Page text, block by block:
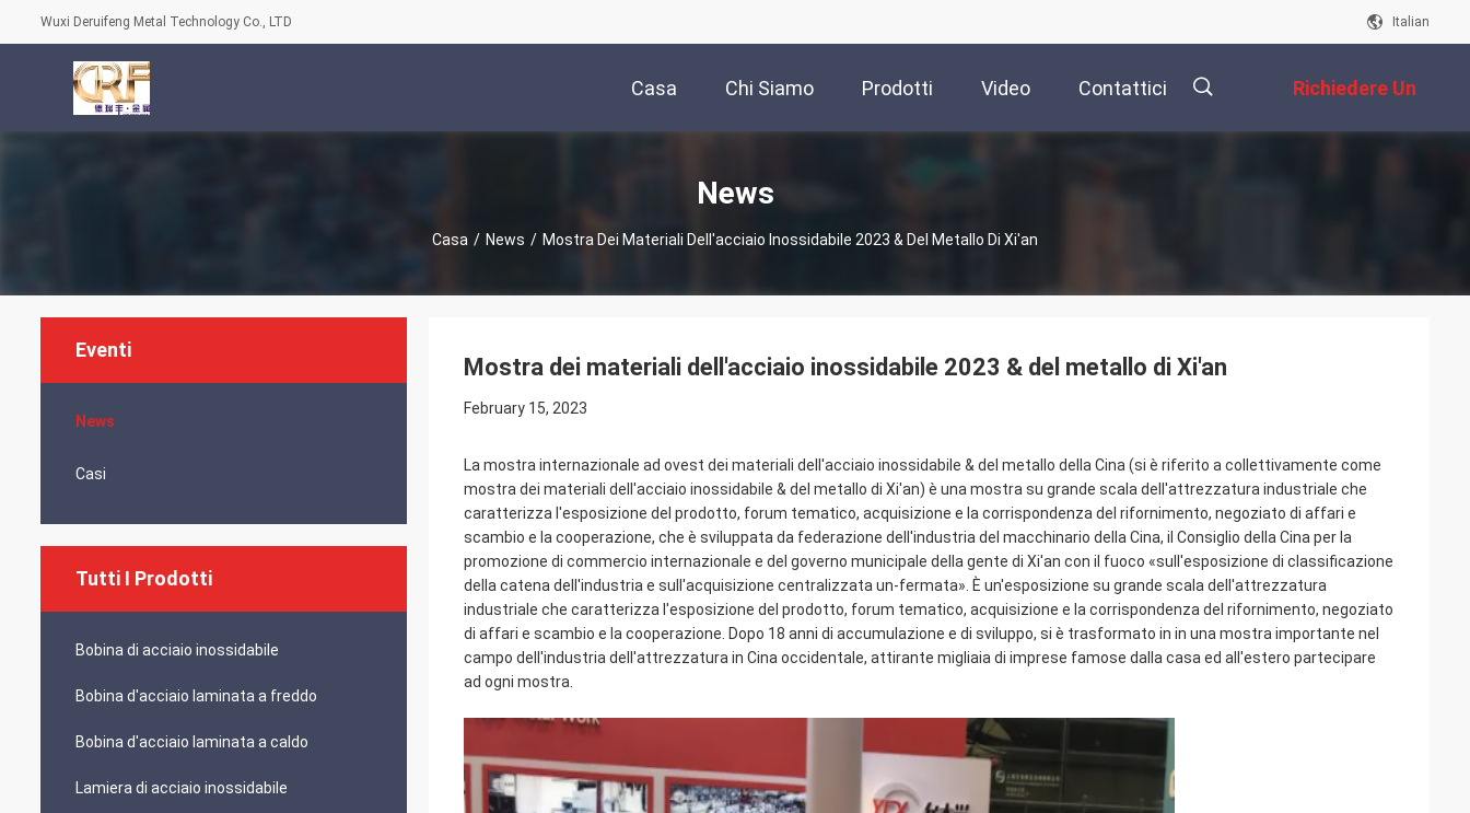
Wuxi Deruifeng Metal Technology Co., LTD Italian
Casa Chi Siamo Prodotti Video Contattici Richiedere Un
Preventivo
News
Casa / News / Mostra Dei Materiali Dell'acciaio Inossidabile 2023 & Del Metallo Di Xi'an
Eventi
News
Casi
Tutti I Prodotti
Bobina di acciaio inossidabile
Bobina d'acciaio laminata a freddo
Bobina d'acciaio laminata a caldo
Lamiera di acciaio inossidabile
Mostra dei materiali dell'acciaio inossidabile 2023 & del metallo di Xi'an
February 15, 2023
La mostra internazionale ad ovest dei materiali dell'acciaio inossidabile & del metallo della Cina (si è riferito a collettivamente come
mostra dei materiali dell'acciaio inossidabile & del metallo di Xi'an) è una mostra su grande scala dell'attrezzatura industriale che
caratterizza l'esposizione del prodotto, forum tematico, acquisizione e la corrispondenza del rifornimento, negoziato di affari e
scambio e la cooperazione, che è sviluppata da federazione dell'industria del macchinario della Cina, il Consiglio della Cina per la
promozione di commercio internazionale e del governo municipale della gente di Xi'an con il fuoco «sull'esposizione di classificazione
della catena dell'industria e sull'acquisizione centralizzata un-fermata». È un'esposizione su grande scala dell'attrezzatura
industriale che caratterizza l'esposizione del prodotto, forum tematico, acquisizione e la corrispondenza del rifornimento, negoziato
di affari e scambio e la cooperazione. Dopo 18 anni di accumulazione e di sviluppo, si è trasformato in in una mostra importante nel
campo dell'industria dell'attrezzatura in Cina occidentale, attirante migliaia di imprese famose dalla casa ed all'estero partecipare
ad ogni mostra.